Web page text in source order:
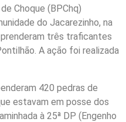
Choque (BPChq)
do Jacarezinho, na
três traficantes
A ação foi realizada
420 pedras de
estavam em posse dos
à 25ª DP (Engenho